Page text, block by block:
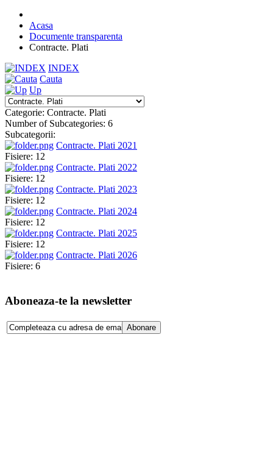
Acasa
Documente transparenta
Contracte. Plati
INDEX
Cauta
Up
Categorie: Contracte. Plati
Number of Subcategories: 6
Subcategorii:
Contracte. Plati 2021
Fisiere: 12
Contracte. Plati 2022
Fisiere: 12
Contracte. Plati 2023
Fisiere: 12
Contracte. Plati 2024
Fisiere: 12
Contracte. Plati 2025
Fisiere: 12
Contracte. Plati 2026
Fisiere: 6
Aboneaza-te la newsletter